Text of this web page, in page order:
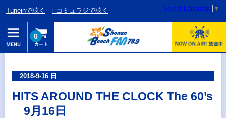
Tuneinで聴く i-コミュラジで聴く Select Language ▼
0
2018-9-16 日
HITS AROUND THE CLOCK The 60’s
9月16日